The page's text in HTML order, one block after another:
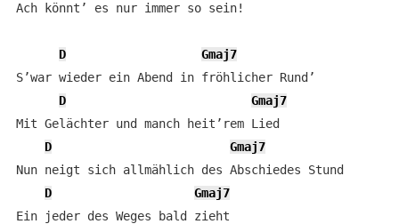
Ach könnt’ es nur immer so sein!
D
Gmaj7
S’war wieder ein Abend in fröhlicher Rund’
D
Gmaj7
Mit Gelächter und manch heit’rem Lied
D
Gmaj7
Nun neigt sich allmählich des Abschiedes Stund
D
Gmaj7
Ein jeder des Weges bald zieht